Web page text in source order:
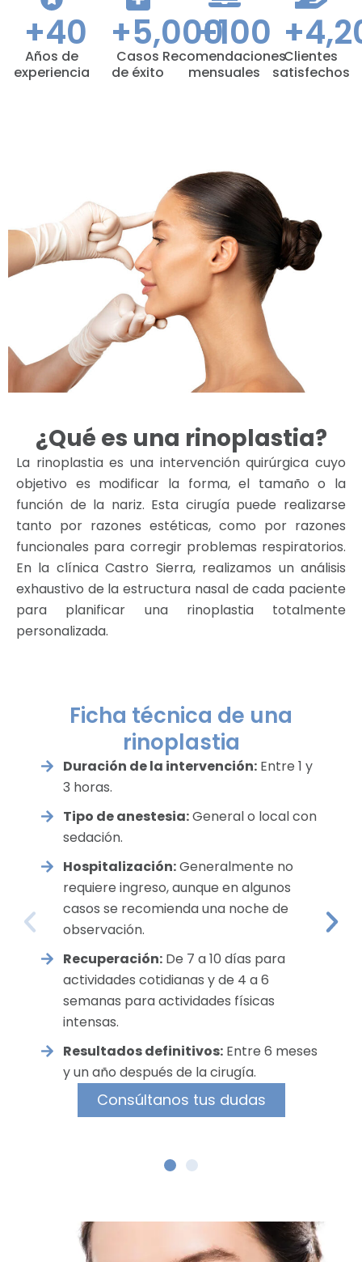
Años de
experiencia
+40
Casos
de éxito
+5,000
Recomendaciones
mensuales
+100
Clientes
satisfechos
+
¿Qué es una rinoplastia?
La rinoplastia es una intervención quirúrgica cuyo
objetivo es modificar la forma, el tamaño o la
función de la nariz. Esta cirugía puede realizarse
tanto por razones estéticas, como por razones
funcionales para corregir problemas respiratorios.
En la clínica Castro Sierra, realizamos un análisis
exhaustivo de la estructura nasal de cada paciente
para planificar una rinoplastia totalmente
personalizada.
Ficha técnica de una
rinoplastia
Duración de la intervención: Entre 1 y
3 horas.
Tipo de anestesia:General o local con
sedación.
Hospitalización:Generalmente no
requiere ingreso, aunque en algunos
casos se recomienda una noche de
observación.
Recuperación: De 7 a 10 días para
actividades cotidianas y de 4 a 6
semanas para actividades físicas
intensas.
Resultados definitivos: Entre 6 meses
y un año después de la cirugía.
Consúltanos tus dudas